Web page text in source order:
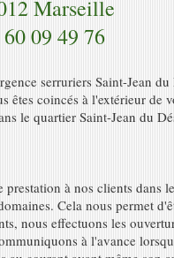
Marseille
09 49 76
serruriers Saint-Jean
êtes coincés à l'extérieur de
le quartier Saint-Jean du
à nos clients dans
Cela nous permet
nous effectuons les
à l'avance